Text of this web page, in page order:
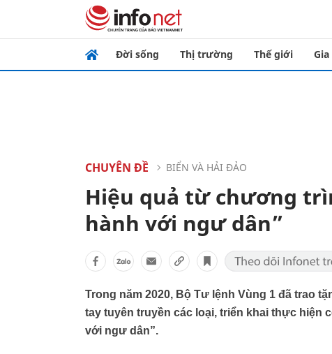
Đời sống Thị trường Thế giới
CHUYÊN ĐỀ BIỂN VÀ HẢI ĐẢO
Hiệu quả từ chương
hành với ngư dân”
Trong năm 2020, Bộ Tư lệnh Vùng 1 đã trao
tay tuyên truyền các loại, triển khai thực hiện
với ngư dân”.